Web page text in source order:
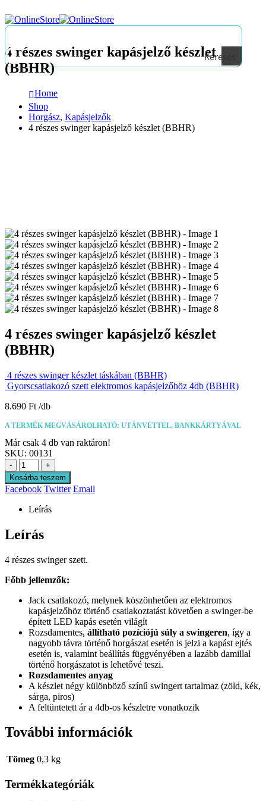
Keresés
4 részes swinger kapásjelző készlet
(BBHR)
Home
Shop
Horgász, Kapásjelzők
4 részes swinger kapásjelző készlet (BBHR)
4 részes swinger kapásjelző készlet
(BBHR)
4 részes swinger készlet táskában (BBHR)
Gyorscsatlakozó szett elektromos kapásjelzőhöz 4db (BBHR)
8.690 Ft
A TERMÉK MEGVÁSÁROLHATÓ: UTÁNVÉTTEL, BANKKÁRTYÁVAL
Már csak 4 db van raktáron!
SKU: 00131
-
+
Kosárba teszem
Facebook Twitter Email
Leírás
Leírás
4 részes swinger szett.
Főbb jellemzők:
Jack csatlakozó, melynek köszönhetően az elektromos
kapásjelzőhöz történő csatlakoztatást követően a swinger-be
épített LED kapás esetén világít
Rozsdamentes, állítható pozíciójú súly a swingeren, így a
nagyobb távra történő horgászat esetén is jelzi a kapást ejtés
esetén is, valamint beállítás függvényében a lazább damillal
történő horgászatot is lehetővé teszi.
Rozsdamentes anyag
A készlet négy különböző színű swingert tartalmaz (zöld, kék,
sárga, piros)
A feltüntetett ár a 4db-os készletre vonatkozik
További információk
Tömeg 0,3 kg
Termékkategóriák